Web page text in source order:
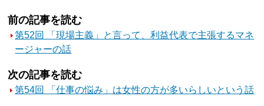
前の記事を読む
第52回 「現場主義」と言って、利益代表で主張するマネ
ージャーの話
次の記事を読む
第54回 「仕事の悩み」は女性の方が多いらしいという話